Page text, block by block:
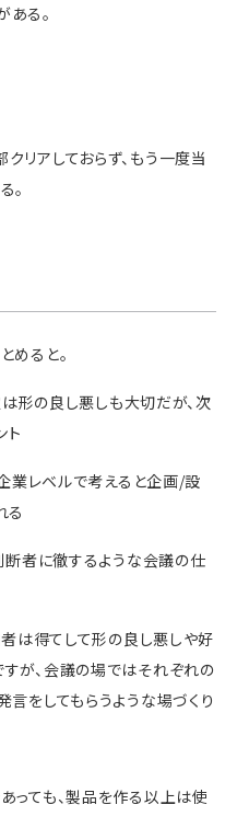
る。
リアしておらず、もう一度当
。
めると。
形の良し悪しも大切だが、次
ト
業レベルで考えると企画/設
る
者に徹するような会議の仕
は得てして形の良し悪しや好
が、会議の場ではそれぞれの
言をしてもらうような場づくり
っても、製品を作る以上は使